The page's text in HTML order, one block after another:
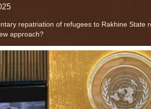
repatriation of refugees to Rakhine State
approach?